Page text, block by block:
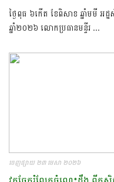
ថ្ងៃពុធ ៦កើត ខែពិសាខ ឆ្នាំមមី អ
ឆ្នាំ២០២៦ លោកប្រធានមន្ទីរ ...
ចេញផ្សាយ ២៣ មេសា ២០២៦